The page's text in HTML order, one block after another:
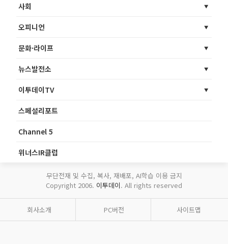
사회
오피니언
문화·라이프
뉴스발전소
이투데이TV
스페셜리포트
Channel 5
위너스IR클럽
무단전재 및 수집, 복사, 재배포, AI학습 이용 금지
Copyright 2006. 이투데이. All rights reserved
회사소개 PC버전 사이트맵